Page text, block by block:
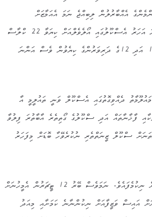
އެއްބާރުލުން ލިބިއްޖެ ނަމަ އެއަމާޒަށް
ވާސިލުވުމަކީ އުނދަގޫ ކަމަކަށް ނުވާނެ ކަމަށެވެ. އަންނަ އަހަރު އެސްކޫލުގައި އޯލެވެލްއަށް ކިޔަވާ 22 ކްލާސް
އޮންނާނެ އެވެ. މީގެ އިތުރުން އޭލެވެލް އަށް، ގްރޭޑް 11 އަދި 12ގެ ދަރިވަރުންގެ ކިޔެވުން ވެސް އަންނަ
ދެއްވިގޮތުގައި އެސްކޫލް ވަނީ ތައުލީމީ އާ
ފާޚާނާތައް އަދި ސްކޫލުގެ ގޯތިތެރެ އާބާތުރަ ފިލުވާ
ސްކޫލް ޒީނަތްތެރި ނުކުރެވޭހާ ބޮޑަށް މިފަހަރު
ޏ.އޭއީސީގެ ވަރަށް ގިނަ ޓީޗަރުން އިއްޔެ ވަނީ ވަޒީފާއަށް ނިކުމެފައެވެ. ނަމަވެސް ބޭރު 12 ޓީޗަރުން އެމީހުނަށް
އައިސް ވަޒީފާއަށް ނިކުންނާނެ ކަމަށާއި މިއަދު